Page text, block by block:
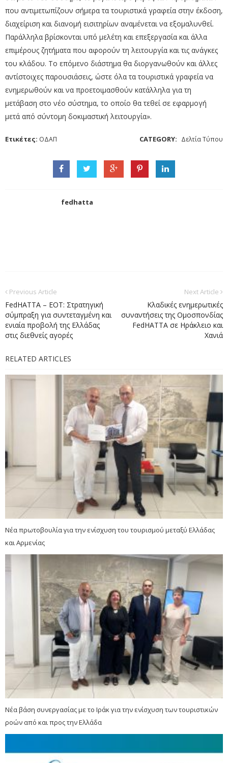
που αντιμετωπίζουν σήμερα τα τουριστικά γραφεία στην έκδοση,
διαχείριση και διανομή εισιτηρίων αναμένεται να εξομαλυνθεί.
Παράλληλα βρίσκονται υπό μελέτη και επεξεργασία και άλλα
επιμέρους ζητήματα που αφορούν τη λειτουργία και τις ανάγκες
του κλάδου. Το επόμενο διάστημα θα διοργανωθούν και άλλες
αντίστοιχες παρουσιάσεις, ώστε όλα τα τουριστικά γραφεία να
ενημερωθούν και να προετοιμασθούν κατάλληλα για τη
μετάβαση στο νέο σύστημα, το οποίο θα τεθεί σε εφαρμογή
μετά από σύντομη δοκιμαστική λειτουργία».
Ετικέτες: ΟΔΑΠ CATEGORY: Δελτία Τύπου
fedhatta
Previous Article
FedHATTA – ΕΟΤ: Στρατηγική
σύμπραξη για συντεταγμένη και
ενιαία προβολή της Ελλάδας
στις διεθνείς αγορές
Next Article
Κλαδικές ενημερωτικές
συναντήσεις της Ομοσπονδίας
FedHATTA σε Ηράκλειο και
Χανιά
RELATED ARTICLES
Νέα πρωτοβουλία για την ενίσχυση του τουρισμού μεταξύ Ελλάδας
και Αρμενίας
Νέα βάση συνεργασίας με το Ιράκ για την ενίσχυση των τουριστικών
ροών από και προς την Ελλάδα